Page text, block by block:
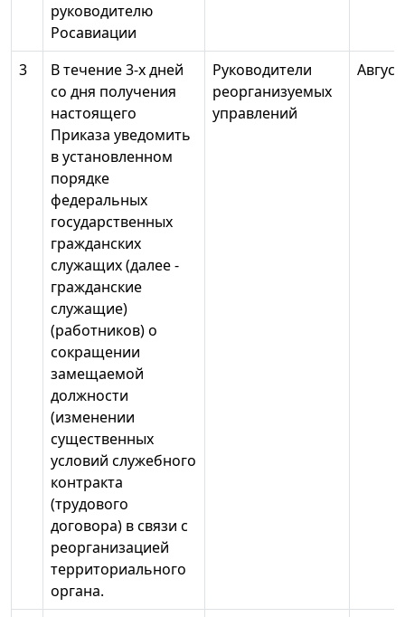
руководителю
Росавиации
3
В течение 3-х дней
со дня получения
настоящего
Приказа уведомить
в установленном
порядке
федеральных
государственных
гражданских
служащих (далее -
гражданские
служащие)
(работников) о
сокращении
замещаемой
должности
(изменении
существенных
условий служебного
контракта
(трудового
договора) в связи с
реорганизацией
территориального
органа.
Руководители
реорганизуемых
управлений